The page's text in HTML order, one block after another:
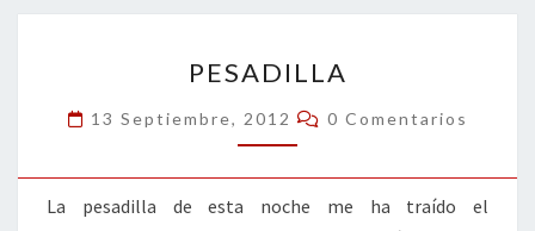
PESADILLA
13 Septiembre, 2012 Comentarios
0 Comentarios
La pesadilla de esta noche me ha traído el